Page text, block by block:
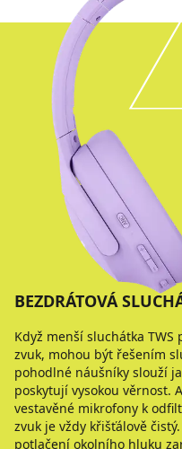
BEZDRÁTOVÁ
Když menší sluchátka
zvuk, mohou být řešením
pohodlné náušníky slouží
poskytují vysokou věrnost.
vestavěné mikrofony k
zvuk je vždy křišťálově
potlačení okolního hluku